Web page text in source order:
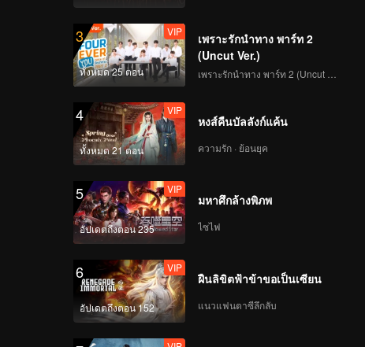
Upcoming Title:
Jangan Salahkan Aku
Selingkuh | WeTV
Always More 2024
Rossa - Sakura |
WeTV Always More
2024
3
ทั้งหมด 25 ตอน
VIP
เพราะรักนำทาง พาร์ท 2
(Uncut Ver.)
4
ทั้งหมด 21 ตอน
VIP
หงส์คืนบัลลังก์แค้น
ความรัก · ย้อนยุค
5
อัปเดตถึงตอน 235
VIP
มหาศึกล้างพิภพ
ไซไฟ
6
อัปเดตถึงตอน 152
VIP
ฝืนลิขิตฟ้าข้าขอเป็นเซียน
แนวแฟนตาซีลึกลับ